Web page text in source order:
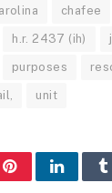
chafee
h.r. 2437 (ih)
purposes
unit
Pinterest